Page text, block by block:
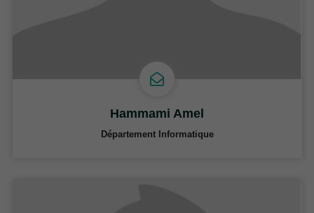
Hammami Amel
Département Informatique